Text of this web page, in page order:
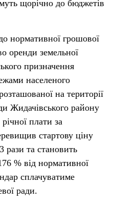
щорічно до бюджетів
нормативної грошової
оренди земельної
призначення
населеного
на території
Жидачівського району
плати за
стартову ціну
рази та становить
% від нормативної
сплачуватиме
ради.